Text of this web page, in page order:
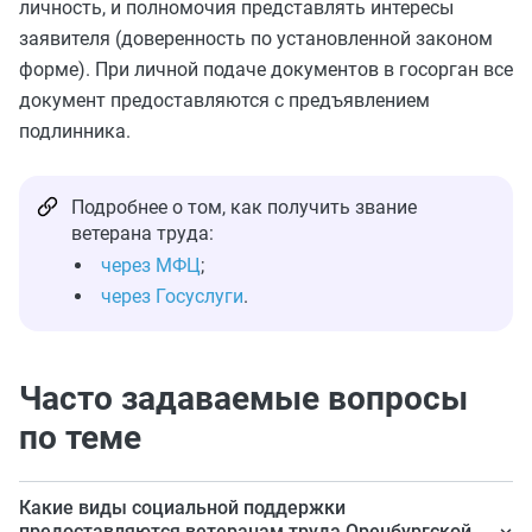
личность, и полномочия представлять интересы
заявителя (доверенность по установленной законом
форме). При личной подаче документов в госорган все
документ предоставляются с предъявлением
подлинника.
Подробнее о том, как получить звание
ветерана труда:
через МФЦ;
через Госуслуги.
Часто задаваемые вопросы
по теме
Какие виды социальной поддержки